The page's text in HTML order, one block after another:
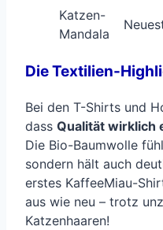
Katzen-
Mandala
Die Textilien-
Bei den T-Shirts und
dass Qualität wirklich
Die Bio-Baumwolle
sondern hält auch
erstes KaffeeMiau-
aus wie neu – trotz
Katzenhaaren!